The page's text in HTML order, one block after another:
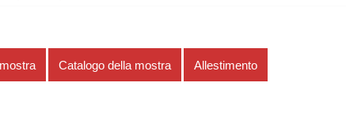
Catalogo della mostra Allestimento